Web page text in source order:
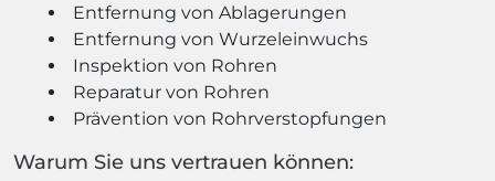
Entfernung von Ablagerungen
Entfernung von Wurzeleinwuchs
Inspektion von Rohren
Reparatur von Rohren
Prävention von Rohrverstopfungen
Warum Sie uns vertrauen können: